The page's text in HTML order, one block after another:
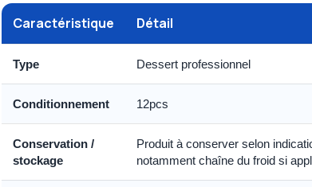
Caractéristique Détail
Type Dessert professionnel
Conditionnement 12pcs
Conservation /
stockage
Produit à conserver selon
notamment chaîne du froid si